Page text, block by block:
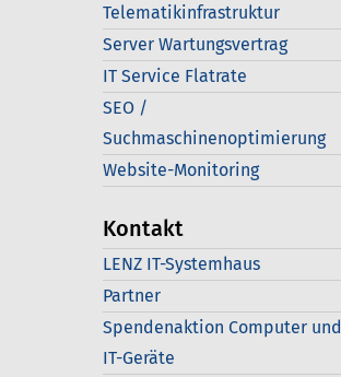
Telematikinfrastruktur
Server Wartungsvertrag
IT Service Flatrate
SEO /
Suchmaschinenoptimierung
Website-Monitoring
Kontakt
LENZ IT-Systemhaus
Partner
Spendenaktion Computer und
IT-Geräte